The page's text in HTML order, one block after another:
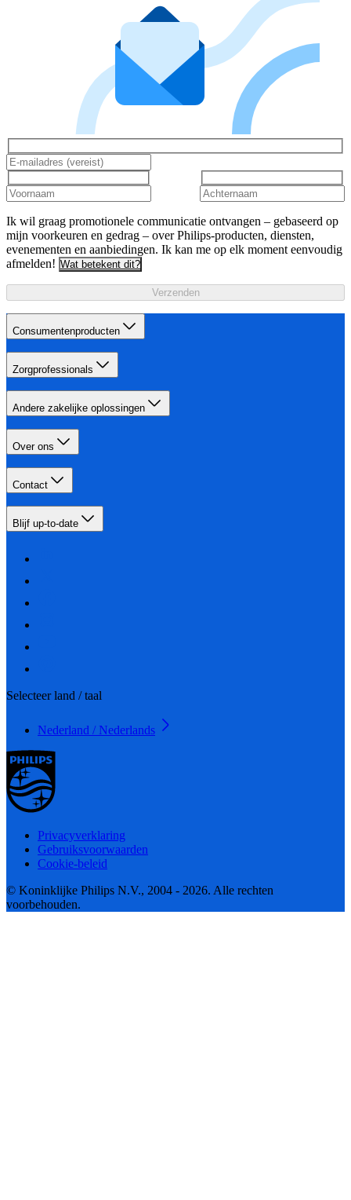
Ik wil graag promotionele communicatie ontvangen – gebaseerd op
mijn voorkeuren en gedrag – over Philips-producten, diensten,
evenementen en aanbiedingen. Ik kan me op elk moment eenvoudig
afmelden! Wat betekent dit?
Verzenden
Consumentenproducten
Zorgprofessionals
Andere zakelijke oplossingen
Over ons
Contact
Blijf up-to-date
Selecteer land / taal
Nederland / Nederlands
Privacyverklaring
Gebruiksvoorwaarden
Cookie-beleid
© Koninklijke Philips N.V., 2004 - 2026. Alle rechten
voorbehouden.